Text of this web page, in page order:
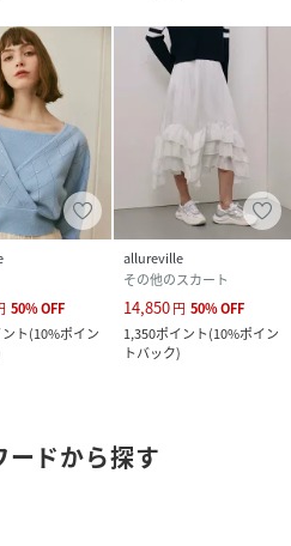
50%OFF
ト(10%ポイン
allureville
その他のスカート
14,850円 50%OFF
1,350ポイント(10%ポイン
トバック)
ードから探す